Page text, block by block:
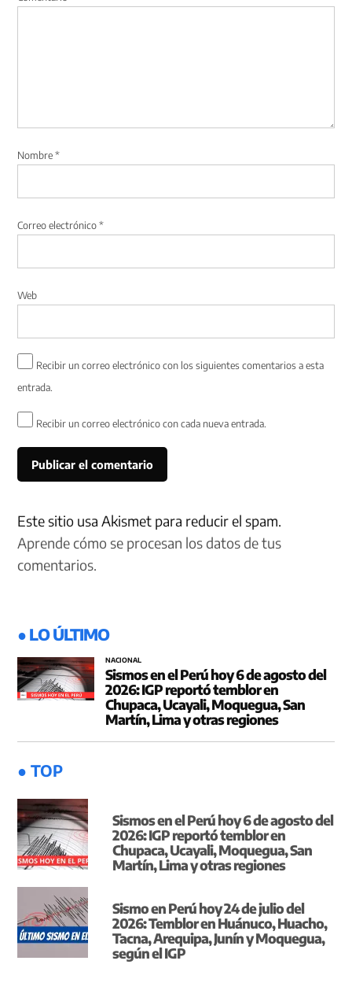
Nombre*
Correo electrónico*
Web
Recibir un correo electrónico con los siguientes comentarios a esta
entrada.
Recibir un correo electrónico con cada nueva entrada.
Este sitio usa Akismet para reducir el spam.
Aprende cómo se procesan los datos de tus
comentarios.
● LO ÚLTIMO
NACIONAL
Sismos en el Perú hoy 6 de agosto del
2026: IGP reportó temblor en
Chupaca, Ucayali, Moquegua, San
Martín, Lima y otras regiones
● TOP
Sismos en el Perú hoy 6 de agosto del
2026: IGP reportó temblor en
Chupaca, Ucayali, Moquegua, San
Martín, Lima y otras regiones
Sismo en Perú hoy 24 de julio del
2026: Temblor en Huánuco, Huacho,
Tacna, Arequipa, Junín y Moquegua,
según el IGP